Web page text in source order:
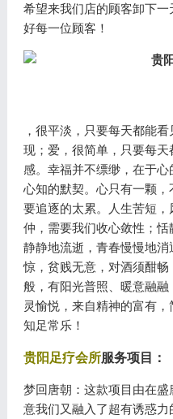
希望来我们店的顾客卸下
好每一位顾客！
，很平淡，只要每天都能
现；爱，很简单，只要每
感。幸福并不缥缈，在于
心知的默契。心只有一颗
要追逐的太累。人生苦短
仲，需要我们收心敛性；
静静地流逝，青春慢慢地
惊，贫贱无意，对酒须酣
般，有阳光普照、暖意融
灵愉悦，来自精神的富有，
知足常乐！
贵阳足疗会所服务项目：
梦回唐朝：这款项目由在盛
意我们又融入了超有诱惑